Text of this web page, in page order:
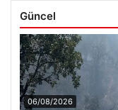
Güncel
06/08/2026